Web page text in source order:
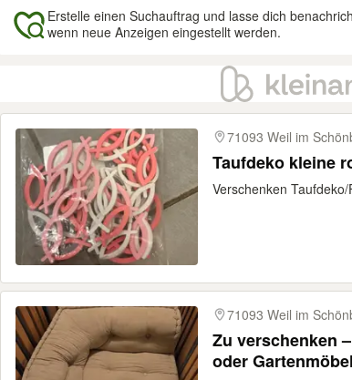
Erstelle einen Suchauftrag und lasse dich
wenn neue Anzeigen eingestellt werden.
Ergebnisse
71093 Weil im
Taufdeko kleine
Verschenken
71093 Weil im
Zu verschenken
oder Gartenmöbel